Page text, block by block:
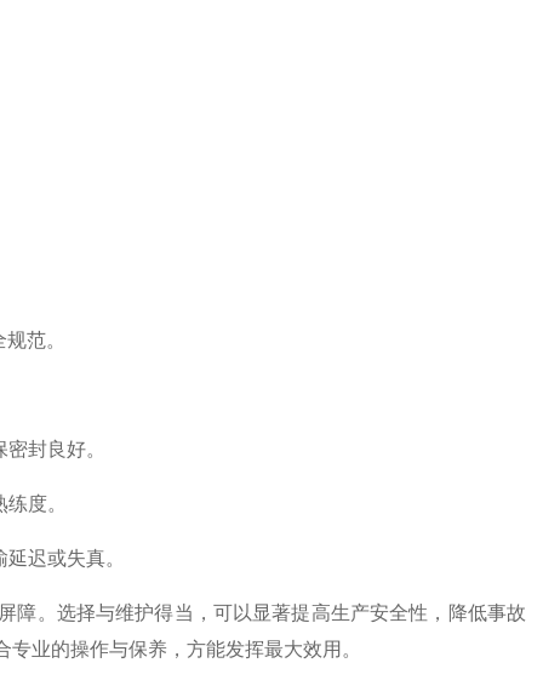
范。
封良好。
度。
迟或失真。
。选择与维护得当，可以显著提高生产安全性，降低事故
业的操作与保养，方能发挥最大效用。